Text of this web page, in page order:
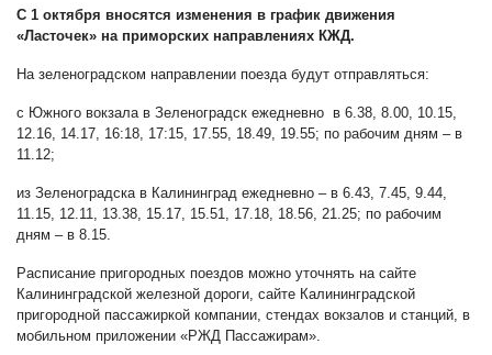
С 1 октября вносятся изменения в график движения
«Ласточек» на приморских направлениях КЖД.
На зеленоградском направлении поезда будут отправляться:
с Южного вокзала в Зеленоградск ежедневно в 6.38, 8.00, 10.15,
12.16, 14.17, 16:18, 17:15, 17.55, 18.49, 19.55; по рабочим дням – в
11.12;
из Зеленоградска в Калининград ежедневно – в 6.43, 7.45, 9.44,
11.15, 12.11, 13.38, 15.17, 15.51, 17.18, 18.56, 21.25; по рабочим
дням – в 8.15.
Расписание пригородных поездов можно уточнять на сайте
Калининградской железной дороги, сайте Калининградской
пригородной пассажиркой компании, стендах вокзалов и станций, в
мобильном приложении «РЖД Пассажирам».